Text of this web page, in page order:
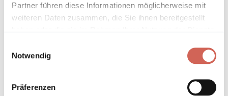
Partner führen diese Informationen möglicherweise mit
weiteren Daten zusammen, die Sie ihnen bereitgestellt
Notwendig
Präferenzen
Hinweis zur Grundierung
Umweltverträglichkeit
Technische Daten